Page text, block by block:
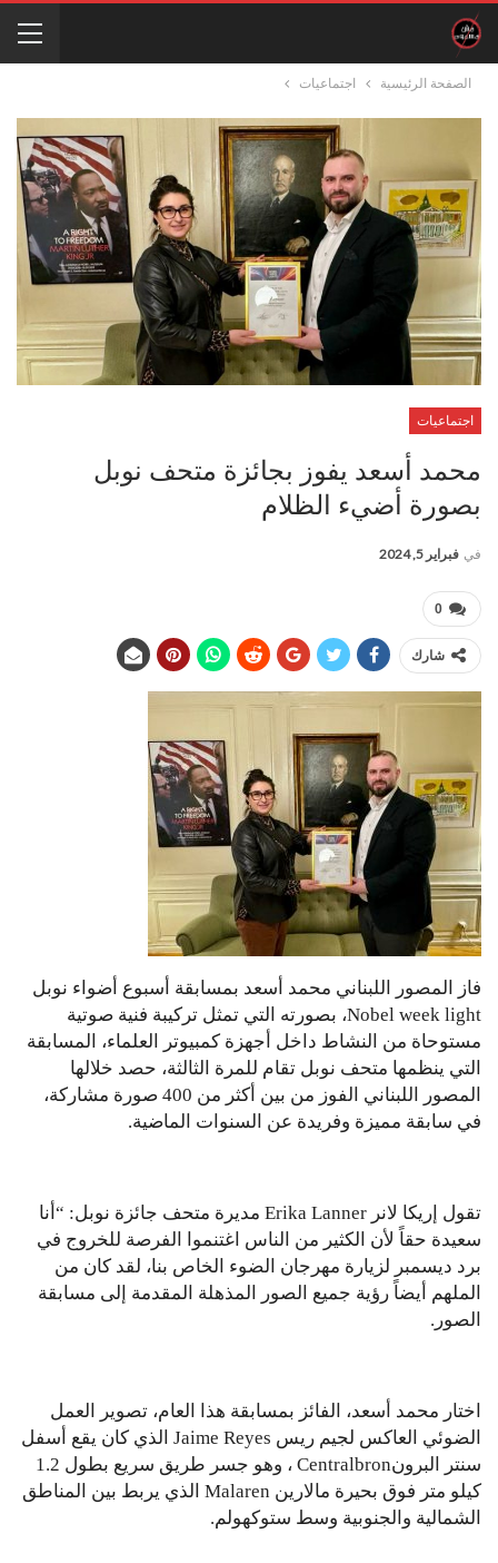
الصفحة الرئيسية اجتماعيات
اجتماعيات
محمد أسعد يفوز بجائزة متحف نوبل
بصورة أضيء الظلام
في فبراير 5, 2024
0
شارك
فاز المصور اللبناني محمد أسعد بمسابقة أسبوع أضواء نوبل
Nobel week light، بصورته التي تمثل تركيبة فنية صوتية
مستوحاة من النشاط داخل أجهزة كمبيوتر العلماء، المسابقة
التي ينظمها متحف نوبل تقام للمرة الثالثة، حصد خلالها
المصور اللبناني الفوز من بين أكثر من 400 صورة مشاركة،
في سابقة مميزة وفريدة عن السنوات الماضية.
تقول إريكا لانر Erika Lanner مديرة متحف جائزة نوبل: “أنا
سعيدة حقاً لأن الكثير من الناس اغتنموا الفرصة للخروج في
برد ديسمبر لزيارة مهرجان الضوء الخاص بنا، لقد كان من
الملهم أيضاً رؤية جميع الصور المذهلة المقدمة إلى مسابقة
الصور.
اختار محمد أسعد، الفائز بمسابقة هذا العام، تصوير العمل
الضوئي العاكس لجيم ريس Jaime Reyes‏ الذي كان يقع أسفل
سنتر البرونCentralbron ، وهو جسر طريق سريع بطول 1.2
كيلو متر فوق بحيرة مالارين Malaren الذي يربط بين المناطق
الشمالية والجنوبية وسط ستوكهولم.